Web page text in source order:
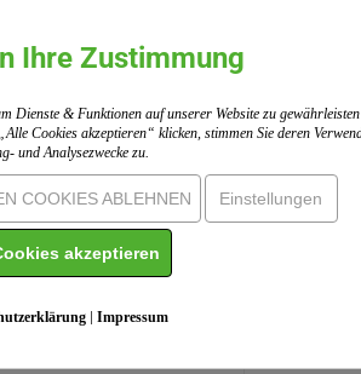
Ihre Zustimmung
Dienste & Funktionen auf unserer Website zu
Cookies akzeptieren“ klicken, stimmen Sie deren
und Analysezwecke zu.
COOKIES ABLEHNEN Einstellungen
akzeptieren
| Impressum